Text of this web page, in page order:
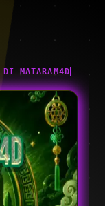
MATARAM4D